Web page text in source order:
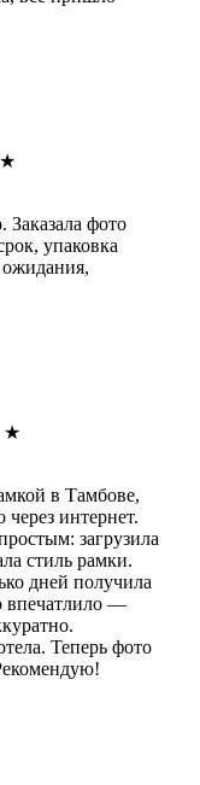
★
Заказала фото
упаковка
ожидания,
★
в Тамбове,
интернет.
загрузила
стиль рамки.
дней получила
впечатлило —
Теперь фото